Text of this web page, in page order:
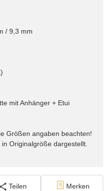
/ 9,3 mm
mit Anhänger + Etui
Größen angaben beachten!
Originalgröße dargestellt.
Teilen Merken